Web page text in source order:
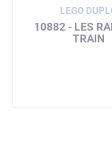
LEGO
10882 - LES
TRAIN